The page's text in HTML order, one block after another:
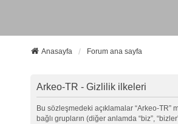
Anasayfa Forum ana sayfa
Arkeo-TR - Gizlilik ilkeleri
Bu sözleşmedeki açıklamalar “Arkeo-TR”
bağlı grupların (diğer anlamda “biz”,